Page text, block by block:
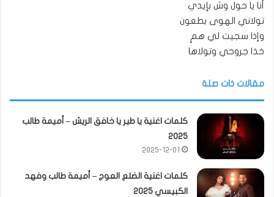
أنا يا حول وش بإيدي
تولاني الهوى بطعون
وإذا سجيت لي همٍ
خذا جروحي وتولاها
مقالات ذات صلة
كلمات اغنية يا طير يا خافق الريش – أميمة طالب
2025
2025-12-01
كلمات اغنية الضلع العوج – أميمة طالب وفهد
الكبيسي 2025